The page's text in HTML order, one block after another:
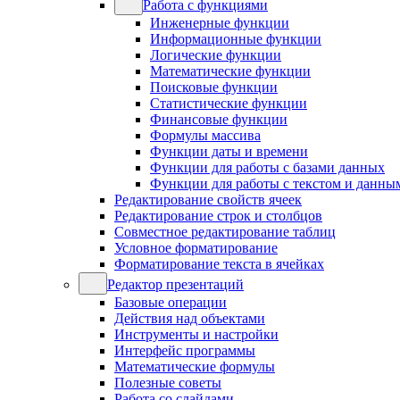
Работа с функциями
Инженерные функции
Информационные функции
Логические функции
Математические функции
Поисковые функции
Статистические функции
Финансовые функции
Формулы массива
Функции даты и времени
Функции для работы с базами данных
Функции для работы с текстом и
Редактирование свойств ячеек
Редактирование строк и столбцов
Совместное редактирование таблиц
Условное форматирование
Форматирование текста в ячейках
Редактор презентаций
Базовые операции
Действия над объектами
Инструменты и настройки
Интерфейс программы
Математические формулы
Полезные советы